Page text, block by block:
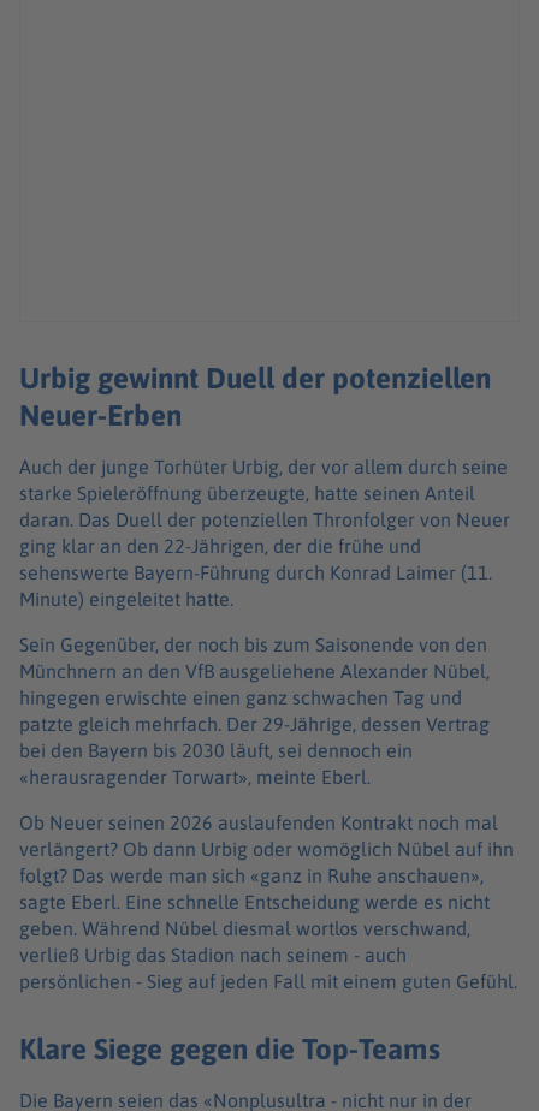
Urbig gewinnt Duell der potenziellen
Neuer-Erben
Auch der junge Torhüter Urbig, der vor allem durch seine
starke Spieleröffnung überzeugte, hatte seinen Anteil
daran. Das Duell der potenziellen Thronfolger von Neuer
ging klar an den 22-Jährigen, der die frühe und
sehenswerte Bayern-Führung durch Konrad Laimer (11.
Minute) eingeleitet hatte.
Sein Gegenüber, der noch bis zum Saisonende von den
Münchnern an den VfB ausgeliehene Alexander Nübel,
hingegen erwischte einen ganz schwachen Tag und
patzte gleich mehrfach. Der 29-Jährige, dessen Vertrag
bei den Bayern bis 2030 läuft, sei dennoch ein
«herausragender Torwart», meinte Eberl.
Ob Neuer seinen 2026 auslaufenden Kontrakt noch mal
verlängert? Ob dann Urbig oder womöglich Nübel auf ihn
folgt? Das werde man sich «ganz in Ruhe anschauen»,
sagte Eberl. Eine schnelle Entscheidung werde es nicht
geben. Während Nübel diesmal wortlos verschwand,
verließ Urbig das Stadion nach seinem - auch
persönlichen - Sieg auf jeden Fall mit einem guten Gefühl.
Klare Siege gegen die Top-Teams
Die Bayern seien das «Nonplusultra - nicht nur in der